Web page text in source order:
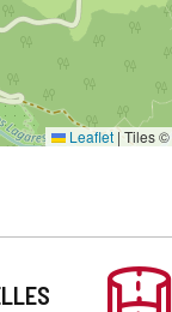
Leaflet |Tiles ©